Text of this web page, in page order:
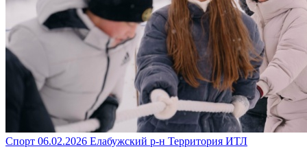
Спорт 06.02.2026 Елабужский р-н Территория ИТЛ